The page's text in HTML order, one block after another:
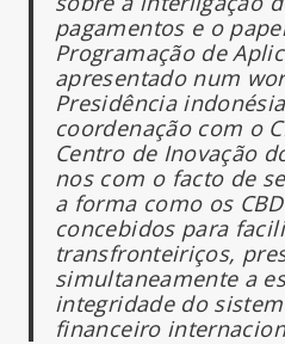
pagamentos e o
Programação de
apresentado num
Presidência
coordenação com o
Centro de Inovação
nos com o facto de
a forma como os
concebidos para
transfronteiriços,
simultaneamente a
integridade do
financeiro